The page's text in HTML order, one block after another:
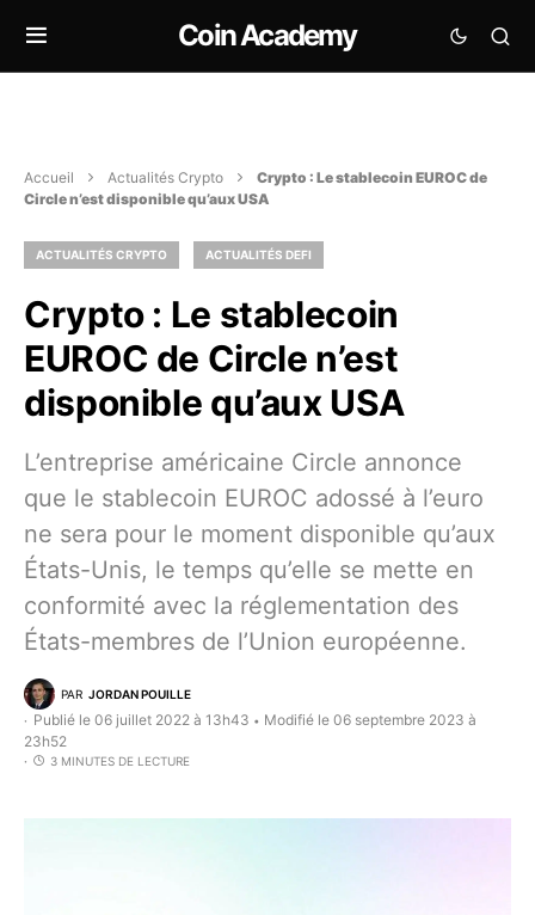
Coin Academy
Accueil Actualités Crypto
Crypto : Le stablecoin EUROC de
Circle n’est disponible qu’aux USA
ACTUALITÉS CRYPTO ACTUALITÉS DEFI
Crypto : Le stablecoin
EUROC de Circle n’est
disponible qu’aux USA
L’entreprise américaine Circle annonce
que le stablecoin EUROC adossé à l’euro
ne sera pour le moment disponible qu’aux
États-Unis, le temps qu’elle se mette en
conformité avec la réglementation des
États-membres de l’Union européenne.
PAR JORDAN POUILLE
Publié le 06 juillet 2022 à 13h43 • Modifié le 06 septembre 2023 à
23h52
3 MINUTES DE LECTURE